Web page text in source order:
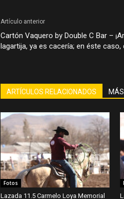
Artículo anterior
Cartón Vaquero by Double C Bar –
lagartija, ya es cacería; en éste caso,
ARTÍCULOS RELACIONADOS
Fotos
Lazada 11.5 Carmelo Loya Memorial